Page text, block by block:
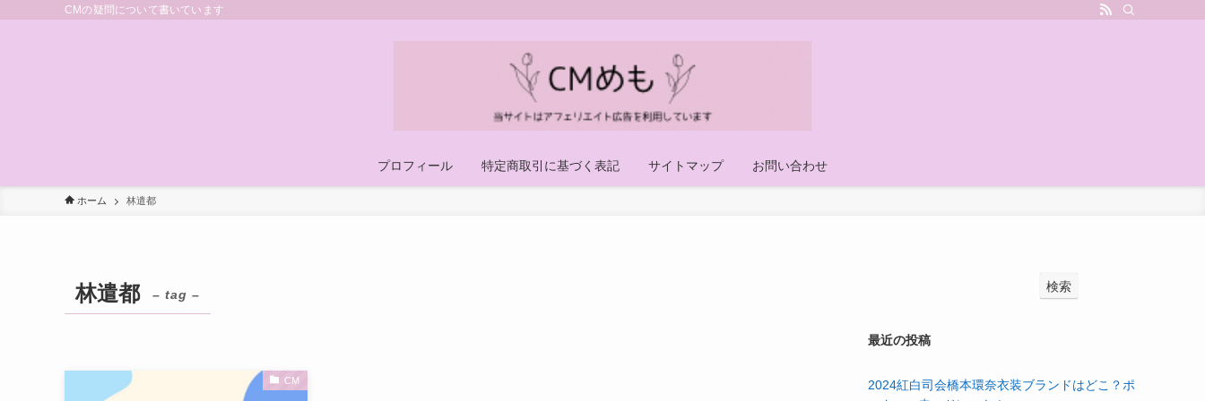
CMの疑問について書いています
プロフィール 特定商取引に基づく表記 サイトマップ お問い合わせ
ホーム 林遣都
林遣都 – tag –
CM
検索
最近の投稿
2024紅白司会橋本環奈衣装ブランドはどこ？ポ